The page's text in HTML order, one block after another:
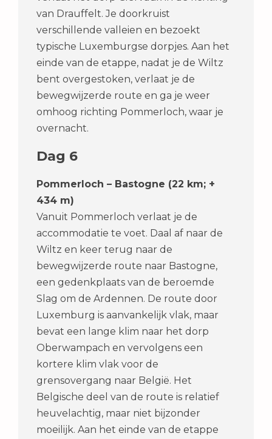
van Drauffelt. Je doorkruist
verschillende valleien en bezoekt
typische Luxemburgse dorpjes. Aan het
einde van de etappe, nadat je de Wiltz
bent overgestoken, verlaat je de
bewegwijzerde route en ga je weer
omhoog richting Pommerloch, waar je
overnacht.
Dag 6
Pommerloch – Bastogne (22 km; +
434 m)
Vanuit Pommerloch verlaat je de
accommodatie te voet. Daal af naar de
Wiltz en keer terug naar de
bewegwijzerde route naar Bastogne,
een gedenkplaats van de beroemde
Slag om de Ardennen. De route door
Luxemburg is aanvankelijk vlak, maar
bevat een lange klim naar het dorp
Oberwampach en vervolgens een
kortere klim vlak voor de
grensovergang naar België. Het
Belgische deel van de route is relatief
heuvelachtig, maar niet bijzonder
moeilijk. Aan het einde van de etappe